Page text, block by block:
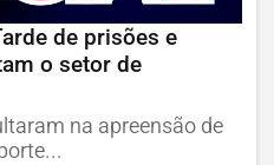
de prisões e
o setor de
na apreensão de